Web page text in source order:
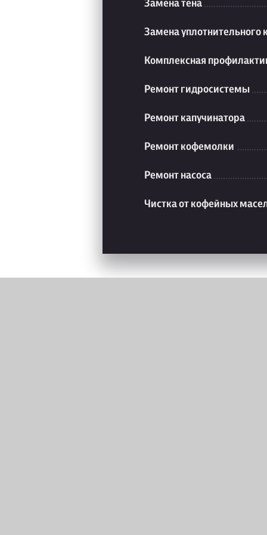
Замена тена
Замена уплотнительного
Комплексная
Ремонт гидросистемы
Ремонт капучинатора
Ремонт кофемолки
Ремонт насоса
Чистка от кофейных